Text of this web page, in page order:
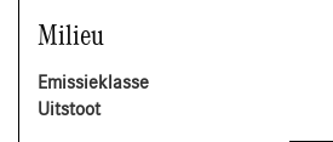
Milieu
Emissieklasse
Uitstoot